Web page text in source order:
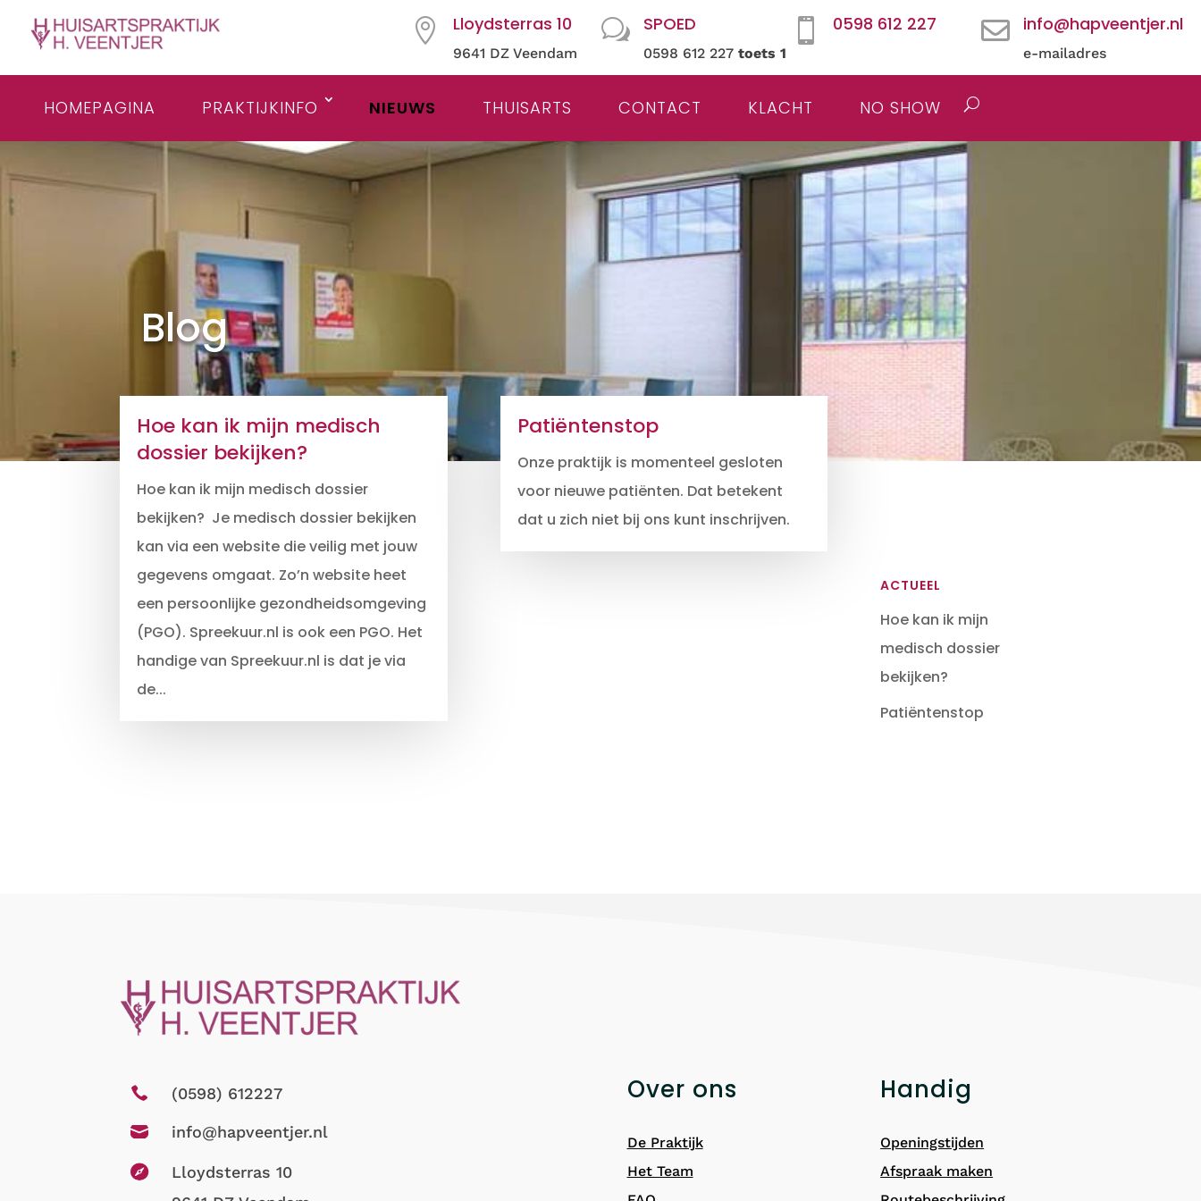
 Lloydsterras 10
9641 DZ Veendam
w SPOED
0598 612 227toets 1
 0598 612 227  info@hapveentjer.nl
e-mailadres
HOMEPAGINA PRAKTIJKINFO NIEUWS THUISARTS CONTACT KLACHT NO SHOW
Blog
Hoe kan ik mijn medisch
dossier bekijken?
Hoe kan ik mijn medisch dossier
bekijken? Je medisch dossier bekijken
kan via een website die veilig met jouw
gegevens omgaat. Zo’n website heet
een persoonlijke gezondheidsomgeving
(PGO). Spreekuur.nl is ook een PGO. Het
handige van Spreekuur.nl is dat je via
de...
Patiëntenstop
Onze praktijk is momenteel gesloten
voor nieuwe patiënten. Dat betekent
dat u zich niet bij ons kunt inschrijven.
ACTUEEL
Hoe kan ik mijn
medisch dossier
bekijken?
Patiëntenstop
 (0598) 612227
 info@hapveentjer.nl

Lloydsterras 10
Over ons
De Praktijk
Het Team
Handig
Openingstijden
Afspraak maken